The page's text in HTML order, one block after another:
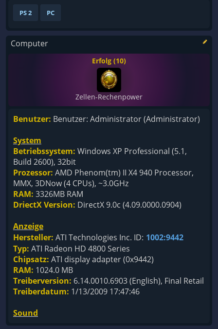
PS 2 PC
Computer
Erfolg (10)
Zellen-Rechenpower
Benutzer: Benutzer: Administrator (Administrator)
System
Betriebssystem: Windows XP Professional (5.1,
Build 2600), 32bit
Prozessor: AMD Phenom(tm) II X4 940 Processor,
MMX, 3DNow (4 CPUs), ~3.0GHz
RAM: 3326MB RAM
DriectX Version: DirectX 9.0c (4.09.0000.0904)
Anzeige
Hersteller: ATI Technologies Inc. ID: 1002:9442
Typ: ATI Radeon HD 4800 Series
Chipsatz: ATI display adapter (0x9442)
RAM: 1024.0 MB
Treiberversion: 6.14.0010.6903 (English), Final Retail
Treiberdatum: 1/13/2009 17:47:46
Sound